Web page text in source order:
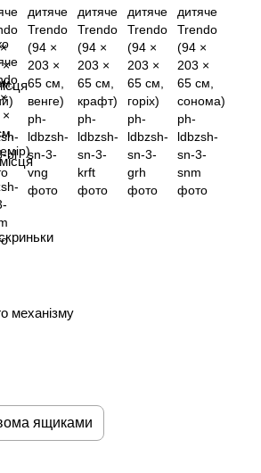
механізму
ящиками